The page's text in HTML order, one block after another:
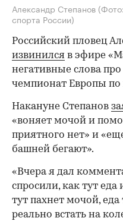
Александр Степанов
спорта России)
Российский пловец
извинился в эфире
негативные слова
чемпионат Европы
Накануне Степанов
«воняет мочой и
приятного нет» и
башней бегают».
«Вчера я дал
спросили, как тут еда
тут пахнет мочой, еда
реально встать на